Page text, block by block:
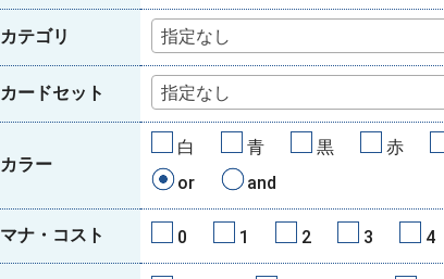
カテゴリ 指定なし
カードセット 指定なし
カラー
白 青 黒 赤
or
and
マナ・コスト 0 1 2 3 4